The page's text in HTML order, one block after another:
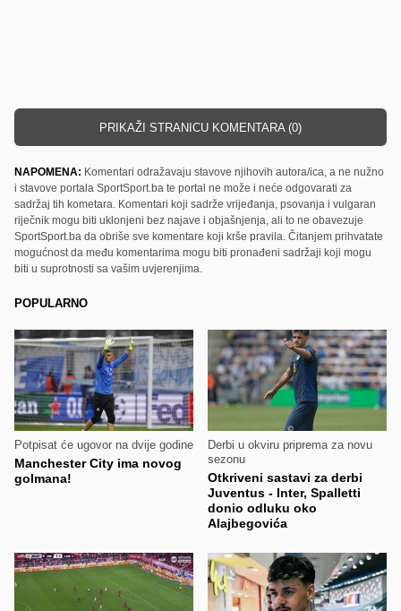
PRIKAŽI STRANICU KOMENTARA (0)
NAPOMENA: Komentari odražavaju stavove njihovih autora/ica, a ne nužno
i stavove portala SportSport.ba te portal ne može i neće odgovarati za
sadržaj tih kometara. Komentari koji sadrže vrijeđanja, psovanja i vulgaran
riječnik mogu biti uklonjeni bez najave i objašnjenja, ali to ne obavezuje
SportSport.ba da obriše sve komentare koji krše pravila. Čitanjem prihvatate
mogućnost da među komentarima mogu biti pronađeni sadržaji koji mogu
biti u suprotnosti sa vašim uvjerenjima.
POPULARNO
Potpisat će ugovor na dvije godine
Manchester City ima novog
golmana!
Derbi u okviru priprema za novu
sezonu
Otkriveni sastavi za derbi
Juventus - Inter, Spalletti
donio odluku oko
Alajbegovića